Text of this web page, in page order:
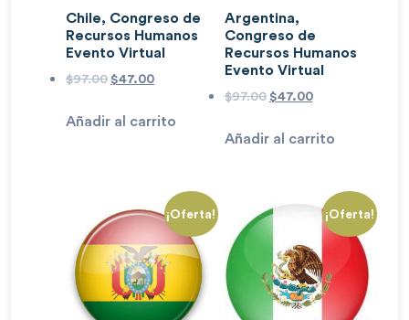
Chile, Congreso de
Recursos Humanos
Evento Virtual
$97.00$47.00
Añadir al carrito
Argentina,
Congreso de
Recursos Humanos
Evento Virtual
$97.00$47.00
Añadir al carrito
¡Oferta! ¡Oferta!